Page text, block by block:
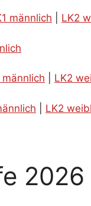
männlich LK2
männlich LK2
LK2
2026